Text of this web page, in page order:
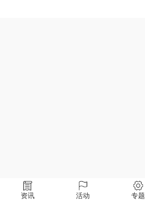
资讯 活动 专题